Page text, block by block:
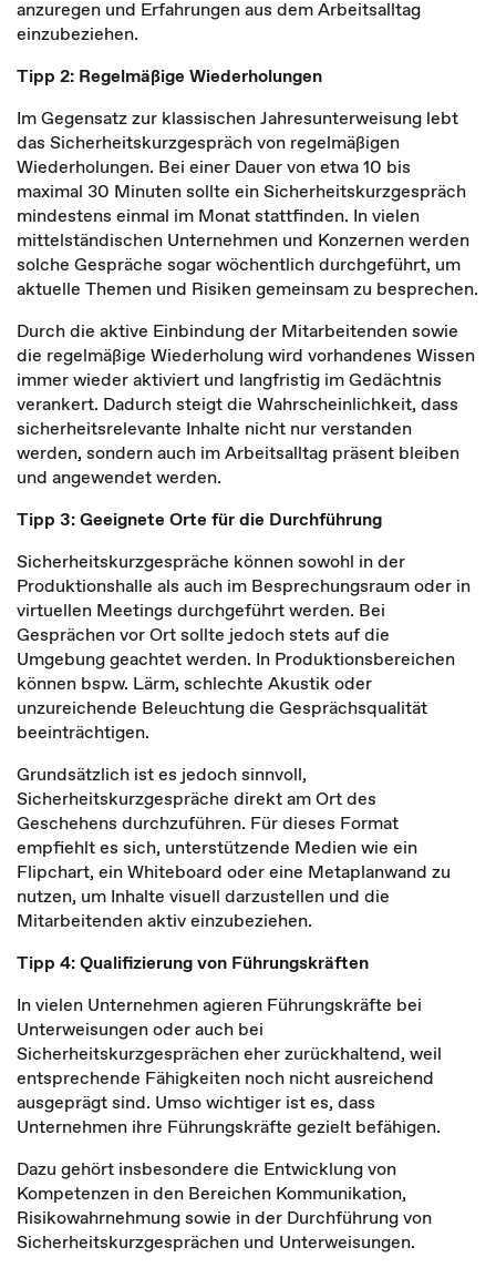
anzuregen und Erfahrungen aus dem Arbeitsalltag
einzubeziehen.
Tipp 2: Regelmäßige Wiederholungen
Im Gegensatz zur klassischen Jahresunterweisung lebt
das Sicherheitskurzgespräch von regelmäßigen
Wiederholungen. Bei einer Dauer von etwa 10 bis
maximal 30 Minuten sollte ein Sicherheitskurzgespräch
mindestens einmal im Monat stattfinden. In vielen
mittelständischen Unternehmen und Konzernen werden
solche Gespräche sogar wöchentlich durchgeführt, um
aktuelle Themen und Risiken gemeinsam zu besprechen.
Durch die aktive Einbindung der Mitarbeitenden sowie
die regelmäßige Wiederholung wird vorhandenes Wissen
immer wieder aktiviert und langfristig im Gedächtnis
verankert. Dadurch steigt die Wahrscheinlichkeit, dass
sicherheitsrelevante Inhalte nicht nur verstanden
werden, sondern auch im Arbeitsalltag präsent bleiben
und angewendet werden.
Tipp 3: Geeignete Orte für die Durchführung
Sicherheitskurzgespräche können sowohl in der
Produktionshalle als auch im Besprechungsraum oder in
virtuellen Meetings durchgeführt werden. Bei
Gesprächen vor Ort sollte jedoch stets auf die
Umgebung geachtet werden. In Produktionsbereichen
können bspw. Lärm, schlechte Akustik oder
unzureichende Beleuchtung die Gesprächsqualität
beeinträchtigen.
Grundsätzlich ist es jedoch sinnvoll,
Sicherheitskurzgespräche direkt am Ort des
Geschehens durchzuführen. Für dieses Format
empfiehlt es sich, unterstützende Medien wie ein
Flipchart, ein Whiteboard oder eine Metaplanwand zu
nutzen, um Inhalte visuell darzustellen und die
Mitarbeitenden aktiv einzubeziehen.
Tipp 4: Qualifizierung von Führungskräften
In vielen Unternehmen agieren Führungskräfte bei
Unterweisungen oder auch bei
Sicherheitskurzgesprächen eher zurückhaltend, weil
entsprechende Fähigkeiten noch nicht ausreichend
ausgeprägt sind. Umso wichtiger ist es, dass
Unternehmen ihre Führungskräfte gezielt befähigen.
Dazu gehört insbesondere die Entwicklung von
Kompetenzen in den Bereichen Kommunikation,
Risikowahrnehmung sowie in der Durchführung von
Sicherheitskurzgesprächen und Unterweisungen.